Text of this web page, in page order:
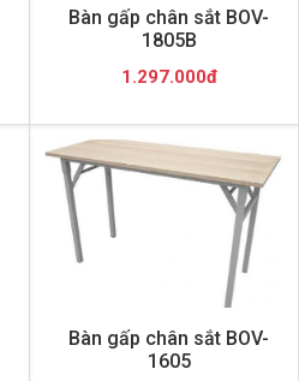
Bàn gấp chân sắt BOV-
1805B
1.297.000đ
Bàn gấp chân sắt BOV-
1605